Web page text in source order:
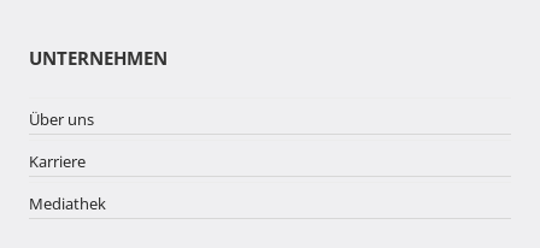
UNTERNEHMEN
Über uns
Karriere
Mediathek